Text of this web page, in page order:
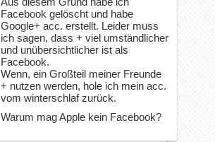
Facebook gelöscht und habe
Google+ acc. erstellt. Leider muss
ich sagen, dass + viel umständlicher
und unübersichtlicher ist als
Facebook.
Wenn, ein Großteil meiner Freunde
+ nutzen werden, hole ich mein acc.
vom winterschlaf zurück.
Warum mag Apple kein Facebook?